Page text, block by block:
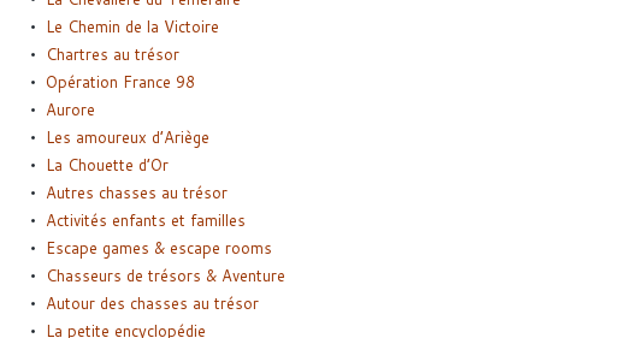
Le Chemin de la Victoire
Chartres au trésor
Opération France 98
Aurore
Les amoureux d’Ariège
La Chouette d’Or
Autres chasses au trésor
Activités enfants et familles
Escape games & escape rooms
Chasseurs de trésors & Aventure
Autour des chasses au trésor
La petite encyclopédie